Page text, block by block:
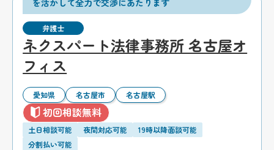
弁護士
ネクスパート法律事務所 名古屋オ
フィス
愛知県 名古屋市 名古屋駅
初回相談無料
土日相談可能 夜間対応可能
19時以降面談可能
分割払い可能